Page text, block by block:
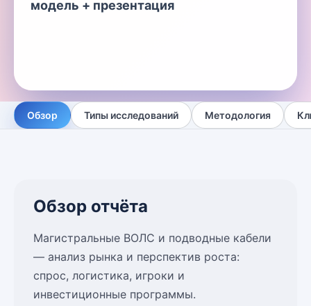
модель + презентация
Обзор Типы исследований Методология
Обзор отчёта
Магистральные ВОЛС и подводные кабели
— анализ рынка и перспектив роста:
спрос, логистика, игроки и
инвестиционные программы.